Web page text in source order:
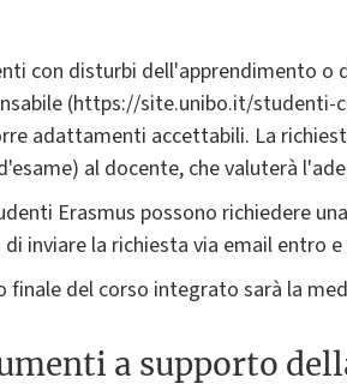
con disturbi dell'apprendimento
(https://site.unibo.it/
adattamenti accettabili. La
al docente, che valuterà
Erasmus possono richiedere
di inviare la richiesta via email entro
finale del corso integrato sarà la
a supporto